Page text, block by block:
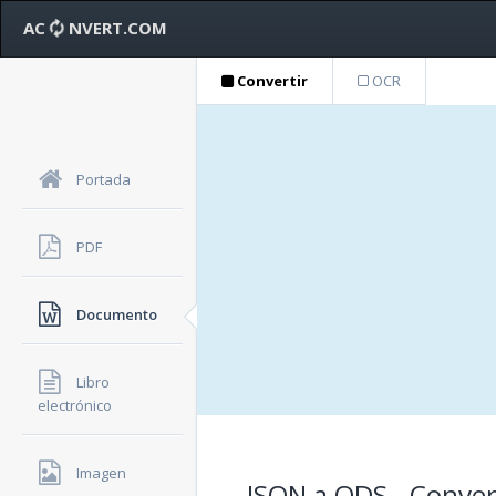
AC NVERT.COM
Portada
PDF
Documento
Libro
electrónico
Imagen
Convertir OCR